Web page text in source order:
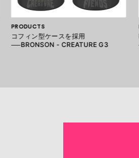
PRODUCTS
コフィン型ケースを採用
──BRONSON - CREATURE G3